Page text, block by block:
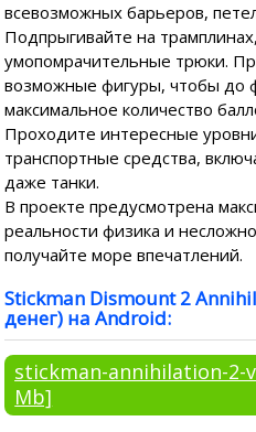
всевозможных барьеров,
Подпрыгивайте на
умопомрачительные трюки.
возможные фигуры, чтобы до
максимальное количество
Проходите интересные
транспортные средства,
даже танки.
В проекте предусмотрена
реальности физика и
получайте море впечатлений.
Stickman Dismount 2
денег) на Android:
stickman-annihilation-2-
Mb]